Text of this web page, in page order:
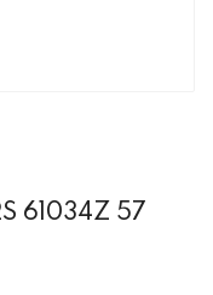
61034Z 57